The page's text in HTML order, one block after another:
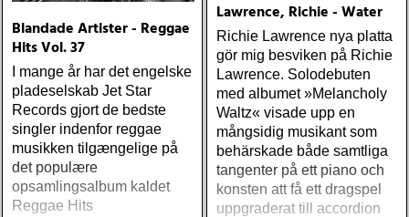
Blandade Artister - Reggae
Hits Vol. 37
I mange år har det engelske
pladeselskab Jet Star
Records gjort de bedste
singler indenfor reggae
musikken tilgængelige på
det populære
opsamlingsalbum kaldet
Reggae Hits
Lawrence, Richie - Water
Richie Lawrence nya platta
gör mig besviken på Richie
Lawrence. Solodebuten
med albumet »Melancholy
Waltz« visade upp en
mångsidig musikant som
behärskade både samtliga
tangenter på ett piano och
konsten att få ett dragspel
uppgraderat till accordion